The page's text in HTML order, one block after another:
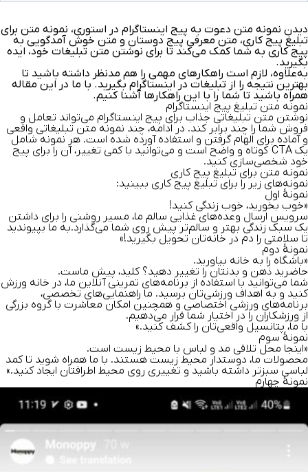
دیدن نمونه‌ متن دعوت به پیج اینستاگرام در استوری، نمونه متن برای
تبلیغ پیج کاری، متن معرفی پیج دوستان و متن خوش آمدگویی به
پیج کاری به شما کمک می‌کند تا برای نوشتن متن تبلیغات خود، ایده
بگیرید.
به‌علاوه، لازم است راهکارهای مهمی را هم مدنظر داشته باشید تا
بهترین نتیجه را از تبلیغات در اینستاگرام بگیرید. با ما در این مقاله
همراه باشید تا شما را با این راهکارها آشنا کنیم.
نمونه متن تبلیغ پیج اینستاگرام
نوشتن متن تبلیغاتی جذاب برای پیج اینستاگرام می‌تواند تعامل و
فروش شما را چند برابر کند. در ادامه، چند نمونه متن تبلیغاتی واقعی
و آماده برای الهام گرفتن و استفاده آورده شده است. هر نمونه شامل
یک CTA کوتاه و واضح است و می‌توانید با کمی تغییر، آن را برای پیج
خود شخصی‌سازی کنید.
نمونه متن برای تبلیغ پیج کاری
نمونه‌های زیر را برای تبلیغ پیج کاری ببینید:
نمونهٔ اول
«خوب بخورید، خوب زندگی کنید!
سرویس ارسال وعده‌های غذایی سالم ما، مسیر روشنی را برای داشتن
یک سبک زندگی بهتر و سالم‌تر پیش روی شما می‌گذارد.به ما بپیوندید
تا سلامتی را دم در خانه‌تان تحویل بگیرید!»
نمونهٔ دوم
«باشگاه را به خانه بیاورید.
حاضرید ذهن و بدنتان را تغییر دهید؟ کلید، پیش ماست.
شما می‌توانید با استفاده از برنامه‌های تمرینی آنلاین ما، در خانه ورزش
کنید و به اهداف ورزشی‌تان برسید. ما راهنمایی‌های تخصصی،
برنامه‌های ورزشی اختصاصی و همچنین امکان معاشرت با گروه بزرگی
از ورزشکاران را در اختیار شما قرار می‌دهیم.
با ما،‌ پتانسیل واقعی‌تان را کشف کنید.»
نمونهٔ سوم
«اینجا محل تلاقی مد و لباس با محیط زیست است.
محصولات ما، دوستدار محیط زیست هستند. با ما همراه شوید تا کمد
لباسی سبزتر داشته باشید و تغییری روی محیط اطرافتان ایجاد کنید.»
نمونۀ چهارم